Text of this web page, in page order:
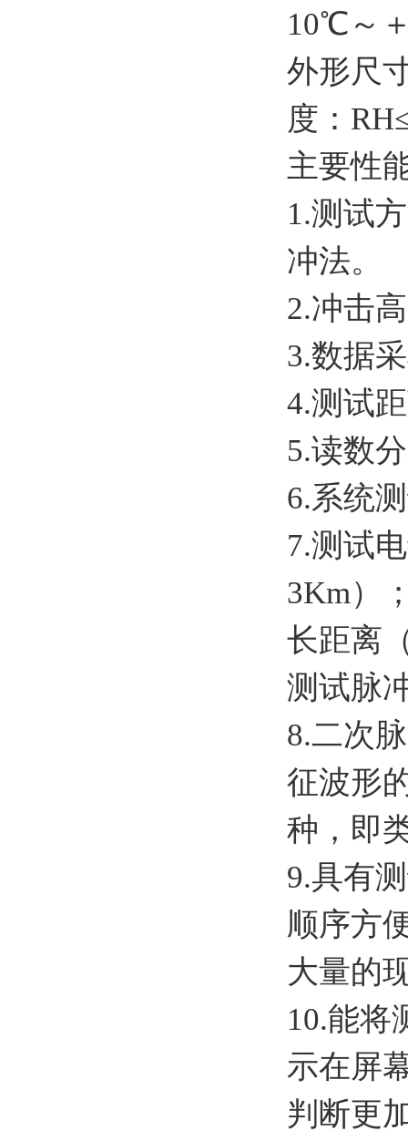
10℃～
外形
度：
主要性
1.测试
冲法。
2.冲击
3.数据
4.测试
5.读数
6.系统
7.测试
3Km）
长距离
测试脉
8.二次
征波形
种，即
9.具有
顺序方
大量的
10.能将
示在屏
判断更